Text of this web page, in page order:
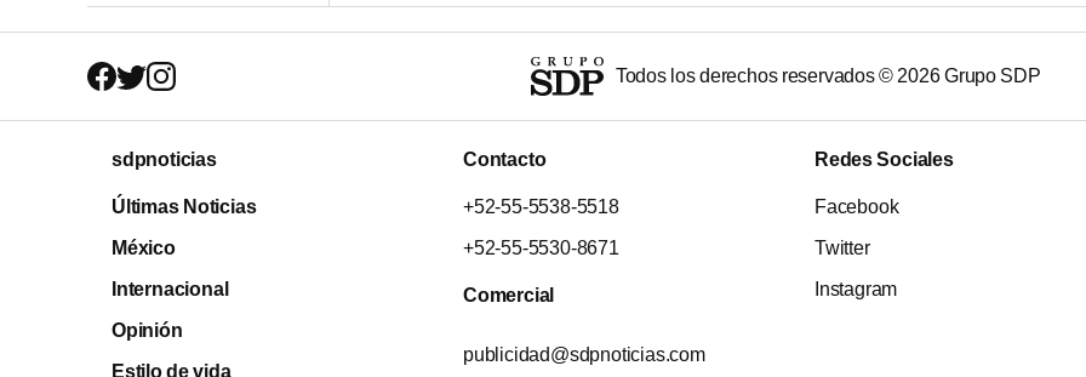
Todos los derechos reservados © 2026Grupo SDP
sdpnoticias
Últimas Noticias
México
Internacional
Opinión
Estilo de vida
Contacto
+52-55-5538-5518
+52-55-5530-8671
Comercial
publicidad@sdpnoticias.com
Redes Sociales
Facebook
Twitter
Instagram